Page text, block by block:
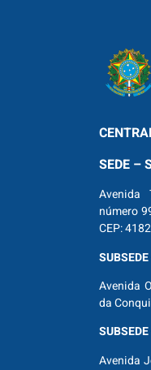
SEDE –
Avenida
número
CEP:
Avenida
da
Avenida